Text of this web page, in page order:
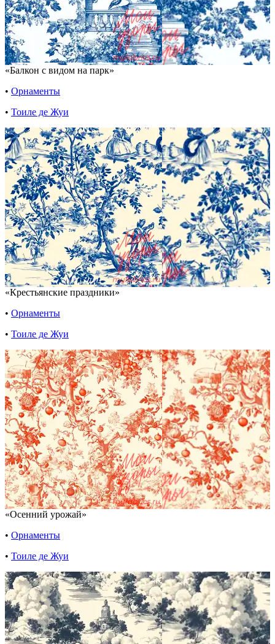
«Балкон с видом на парк»
• Орнаменты
• Тоиле де Жуи
«Крестьянские праздники»
• Орнаменты
• Тоиле де Жуи
«Осенний урожай»
• Орнаменты
• Тоиле де Жуи